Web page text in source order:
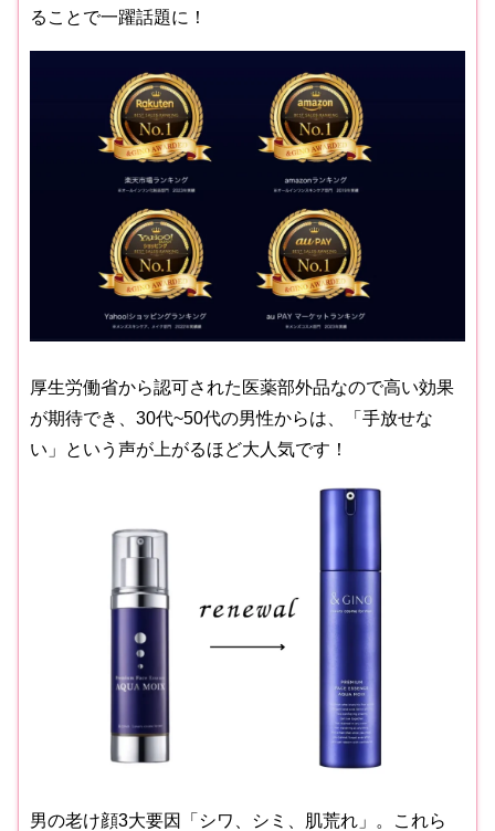
ることで一躍話題に！
厚生労働省から認可された医薬部外品なので高い効果
が期待でき、30代~50代の男性からは、「手放せな
い」という声が上がるほど大人気です！
男の老け顔3大要因「シワ、シミ、肌荒れ」。これら